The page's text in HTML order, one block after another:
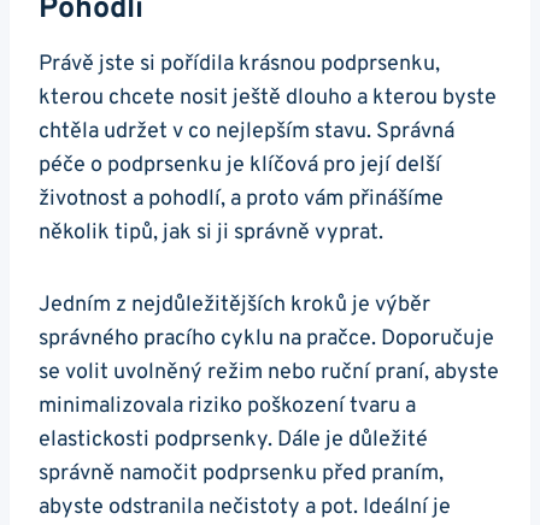
Pohodlí
Právě jste si pořídila krásnou podprsenku,
kterou chcete nosit ještě dlouho a kterou byste
chtěla udržet v co nejlepším stavu. Správná
péče o podprsenku je klíčová pro její delší
životnost a pohodlí, a proto vám přinášíme
několik tipů, jak si ji správně vyprat.
Jedním z nejdůležitějších kroků je výběr
správného pracího cyklu na pračce. Doporučuje
se volit uvolněný režim nebo ruční praní, abyste
minimalizovala riziko poškození tvaru a
elastickosti podprsenky. Dále je důležité
správně namočit podprsenku před praním,
abyste odstranila nečistoty a pot. Ideální je